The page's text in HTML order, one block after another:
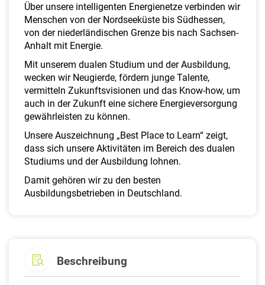
Über unsere intelligenten Energienetze verbinden wir
Menschen von der Nordseeküste bis Südhessen,
von der niederländischen Grenze bis nach Sachsen-
Anhalt mit Energie.
Mit unserem dualen Studium und der Ausbildung,
wecken wir Neugierde, fördern junge Talente,
vermitteln Zukunftsvisionen und das Know-how, um
auch in der Zukunft eine sichere Energieversorgung
gewährleisten zu können.
Unsere Auszeichnung „Best Place to Learn“ zeigt,
dass sich unsere Aktivitäten im Bereich des dualen
Studiums und der Ausbildung lohnen.
Damit gehören wir zu den besten
Ausbildungsbetrieben in Deutschland.
Beschreibung